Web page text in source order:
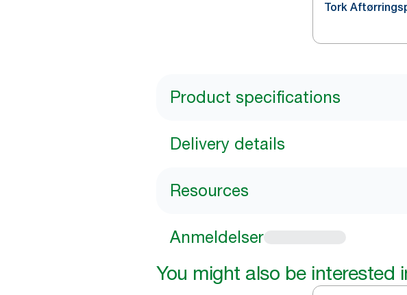
Tork
Product specifications
Delivery details
Resources
Anmeldelser
You might also be interested